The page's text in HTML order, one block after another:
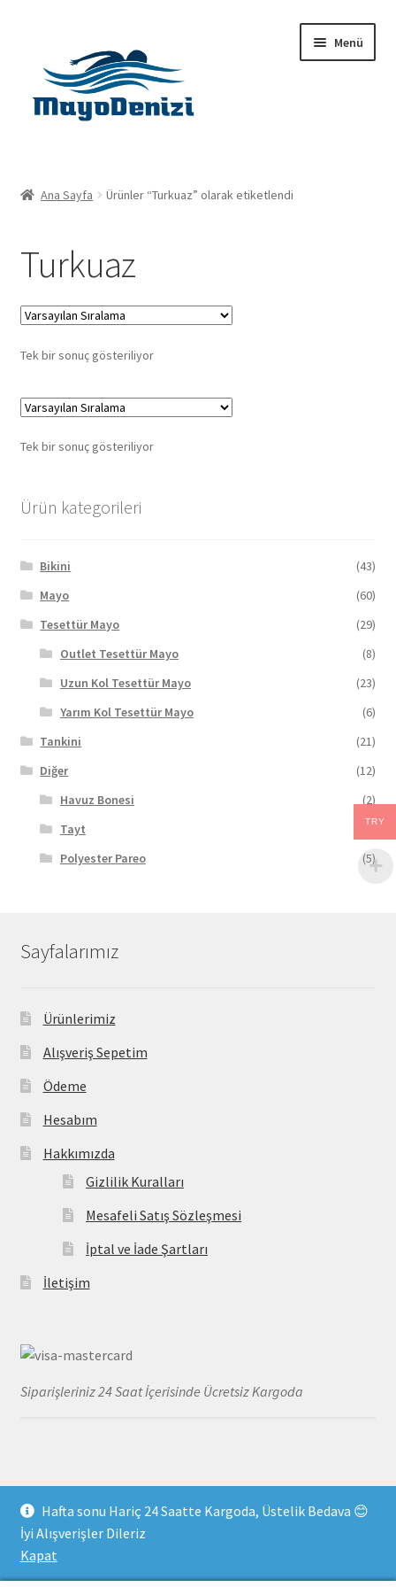
Menü
Hakkımızda
İletişim
Ana Sayfa Ürünler “Turkuaz” olarak etiketlendi
Turkuaz
Tek bir sonuç gösteriliyor
Tek bir sonuç gösteriliyor
Ürün kategorileri
Bikini
(43)
Mayo
(60)
Tesettür Mayo
(29)
Outlet Tesettür Mayo
(8)
Uzun Kol Tesettür Mayo
(23)
Yarım Kol Tesettür Mayo
(6)
Tankini
(21)
Diğer
(12)
Havuz Bonesi
(2)
Tayt
(5)
Polyester Pareo
(5)
Sayfalarımız
Ürünlerimiz
Alışveriş Sepetim
Ödeme
Hesabım
Hakkımızda
Gizlilik Kuralları
Mesafeli Satış Sözleşmesi
İptal ve İade Şartları
İletişim
Siparişleriniz 24 Saat İçerisinde Ücretsiz Kargoda
© MayoDenizi 2026
Gizlilik Kuralları
Built with WooCommerce
Hafta sonu Hariç 24 Saatte Kargoda, Üstelik Bedava 😊
İyi Alışverişler Dileriz
Kapat
TRY